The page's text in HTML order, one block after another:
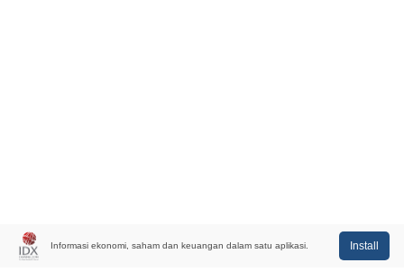
Informasi ekonomi, saham dan keuangan dalam satu aplikasi. Install